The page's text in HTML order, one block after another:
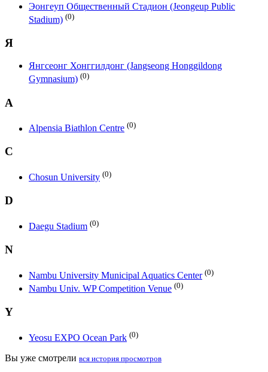
Эонгеуп Общественный Стадион (Jeongeup Public
Stadium) (0)
Я
Янгсеонг Хонггилдонг (Jangseong Honggildong
Gymnasium) (0)
A
Alpensia Biathlon Centre (0)
C
Chosun University (0)
D
Daegu Stadium (0)
N
Nambu University Municipal Aquatics Center (0)
Nambu Univ. WP Competition Venue (0)
Y
Yeosu EXPO Ocean Park (0)
Вы уже смотрели вся история просмотров